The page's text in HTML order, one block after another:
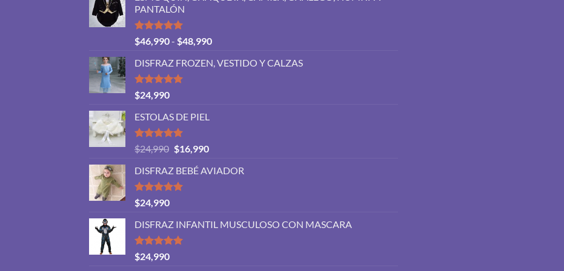
PANTALÓN
Valorado
con
de 5
$46,990- $48,990Rango
precios:
DISFRAZ FROZEN, VESTIDO Y CALZAS
Valorado
con
de 5
$24,990
ESTOLAS DE PIEL
Valorado
con
de 5
$24,990 El
original
era:
$16,990El
actual
DISFRAZ BEBÉ AVIADOR
Valorado
con
de 5
$24,990
DISFRAZ INFANTIL MUSCULOSO CON MASCARA
Valorado
con
$24,990